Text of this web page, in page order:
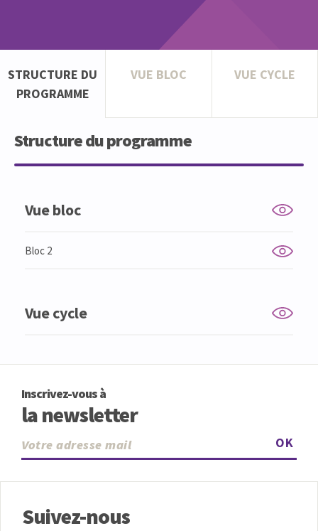
STRUCTURE DU
PROGRAMME
VUE BLOC VUE CYCLE
Structure du programme
Vue bloc
Bloc 2
Vue cycle
Inscrivez-vous à
la newsletter
OK
Suivez-nous